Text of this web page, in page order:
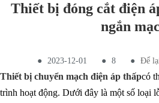
Thiết bị đóng cắt điện
ngắn
● 2023-12-01 ● 8 ● Để
Thiết bị chuyển mạch điện áp thấpcó
trình hoạt động. Dưới đây là một số loại